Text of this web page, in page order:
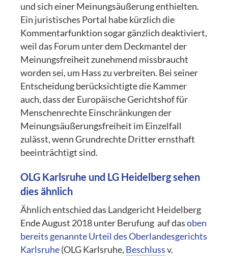
und sich einer Meinungsäußerung enthielten.
Ein juristisches Portal habe kürzlich die
Kommentarfunktion sogar gänzlich deaktiviert,
weil das Forum unter dem Deckmantel der
Meinungsfreiheit zunehmend missbraucht
worden sei, um Hass zu verbreiten. Bei seiner
Entscheidung berücksichtigte die Kammer
auch, dass der Europäische Gerichtshof für
Menschenrechte Einschränkungen der
Meinungsäußerungsfreiheit im Einzelfall
zulässt, wenn Grundrechte Dritter ernsthaft
beeinträchtigt sind.
OLG Karlsruhe und LG Heidelberg sehen
dies ähnlich
Ähnlich entschied das Landgericht Heidelberg
Ende August 2018 unter Berufung auf dasoben
bereits genannte Urteil des Oberlandesgerichts
Karlsruhe(OLG Karlsruhe, Beschlussv.